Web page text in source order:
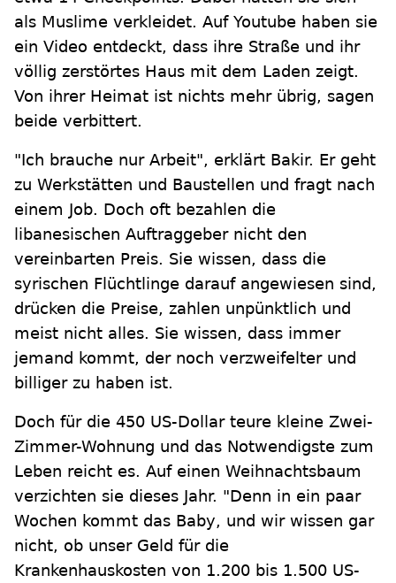
als Muslime verkleidet. Auf Youtube haben sie
ein Video entdeckt, dass ihre Straße und ihr
völlig zerstörtes Haus mit dem Laden zeigt.
Von ihrer Heimat ist nichts mehr übrig, sagen
beide verbittert.
"Ich brauche nur Arbeit", erklärt Bakir. Er geht
zu Werkstätten und Baustellen und fragt nach
einem Job. Doch oft bezahlen die
libanesischen Auftraggeber nicht den
vereinbarten Preis. Sie wissen, dass die
syrischen Flüchtlinge darauf angewiesen sind,
drücken die Preise, zahlen unpünktlich und
meist nicht alles. Sie wissen, dass immer
jemand kommt, der noch verzweifelter und
billiger zu haben ist.
Doch für die 450 US-Dollar teure kleine Zwei-
Zimmer-Wohnung und das Notwendigste zum
Leben reicht es. Auf einen Weihnachtsbaum
verzichten sie dieses Jahr. "Denn in ein paar
Wochen kommt das Baby, und wir wissen gar
nicht, ob unser Geld für die
Krankenhauskosten von 1.200 bis 1.500 US-